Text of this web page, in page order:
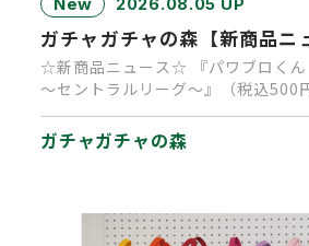
ガチャガチャの森【新商品ニ
☆新商品ニュース☆ 『パワブロくん
～セントラルリーグ～』（税込500
ガチャガチャの森